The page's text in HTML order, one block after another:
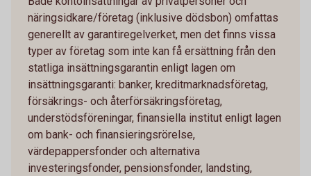
näringsidkare/företag (inklusive dödsbon) omfattas
generellt av garantiregelverket, men det finns vissa
typer av företag som inte kan få ersättning från den
statliga insättningsgarantin enligt lagen om
insättningsgaranti: banker, kreditmarknadsföretag,
försäkrings- och återförsäkringsföretag,
understödsföreningar, finansiella institut enligt lagen
om bank- och finansieringsrörelse,
värdepappersfonder och alternativa
investeringsfonder, pensionsfonder, landsting,